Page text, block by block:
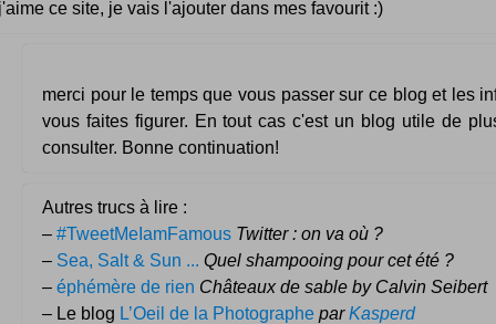
ce site, je vais l'ajouter dans mes favourit :)
merci pour le temps que vous passer sur ce blog et les
vous faites figurer. En tout cas c'est un blog utile de
consulter. Bonne continuation!
Autres trucs à lire :
– #TweetMeIamFamous Twitter : on va où ?
– Sea, Salt & Sun ... Quel shampooing pour cet été ?
– éphémère de rien Châteaux de sable by Calvin Seibert
– Le blog L’Oeil de la Photographe parKasperd